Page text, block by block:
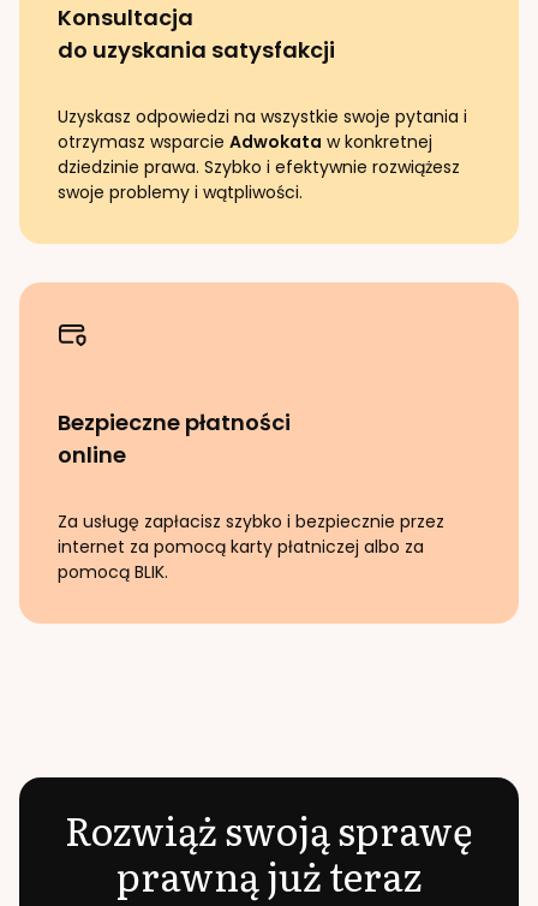
Konsultacja
do uzyskania satysfakcji
Uzyskasz odpowiedzi na wszystkie swoje pytania i
otrzymasz wsparcie Adwokata w konkretnej
dziedzinie prawa. Szybko i efektywnie rozwiążesz
swoje problemy i wątpliwości.
Bezpieczne płatności
online
Za usługę zapłacisz szybko i bezpiecznie przez
internet za pomocą karty płatniczej albo za
pomocą BLIK.
Rozwiąż swoją sprawę
prawną już teraz